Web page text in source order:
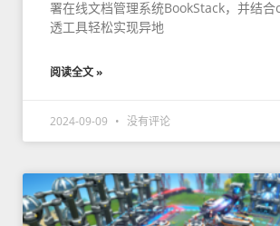
署在线文档管理系统BookStack，并结
透工具轻松实现异地
阅读全文 »
2024-09-09 没有评论